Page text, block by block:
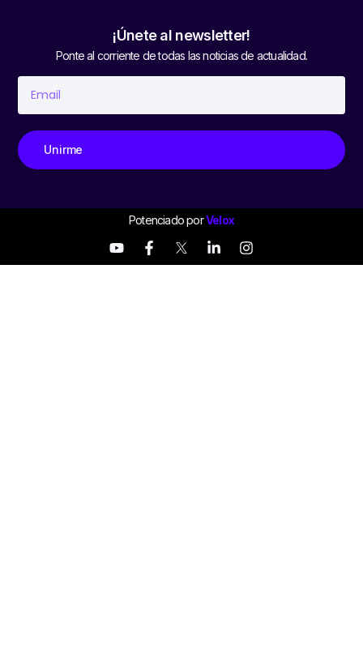
¡Únete al newsletter!
Ponte al corriente de todas las noticias de actualidad.
Unirme
Potenciado porVelox